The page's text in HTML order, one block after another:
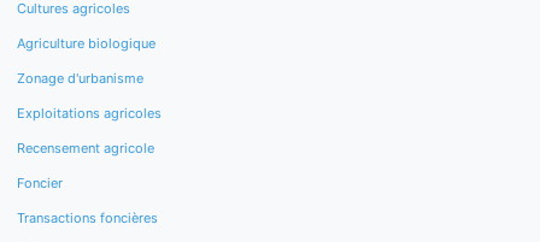
Cultures agricoles
Agriculture biologique
Zonage d'urbanisme
Exploitations agricoles
Recensement agricole
Foncier
Transactions foncières